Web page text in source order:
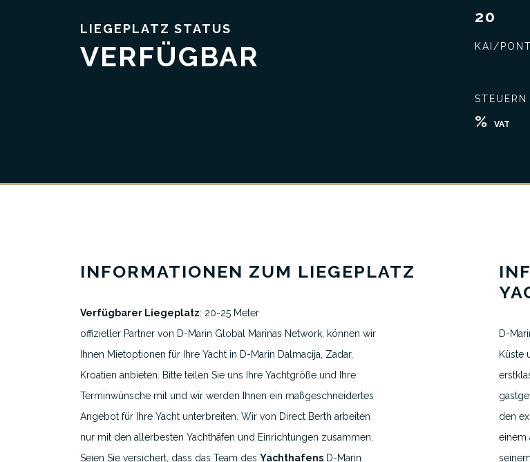
LIEGEPLATZ STATUS
VERFÜGBAR
20
KAI/
STEUERN
% VAT
INFORMATIONEN ZUM LIEGEPLATZ
Verfügbarer Liegeplatz: 20-25 Meter
offizieller Partner von D-Marin Global Marinas Network, können wir
Ihnen Mietoptionen für Ihre Yacht in D-Marin Dalmacija, Zadar,
Kroatien anbieten. Bitte teilen Sie uns Ihre Yachtgröße und Ihre
Terminwünsche mit und wir werden Ihnen ein maßgeschneidertes
Angebot für Ihre Yacht unterbreiten. Wir von Direct Berth arbeiten
nur mit den allerbesten Yachthäfen und Einrichtungen zusammen.
Seien Sie versichert, dass das Team des YachthafensD-Marin
D-
Küste
den
einem
Schließen Sie das beste Geschäft ab
Über uns
Ausgewählte Yachthäfen
VEREINBAREN SIE EINEN
+31 6 53 34 65 26